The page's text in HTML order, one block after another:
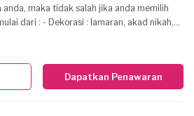
maka tidak salah jika anda memilih
gathering, birthday, meeting, etc -
yang anda miliki. selamat mencoba ..
Dapatkan Penawaran